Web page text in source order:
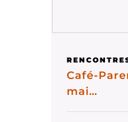
Café-
mai…